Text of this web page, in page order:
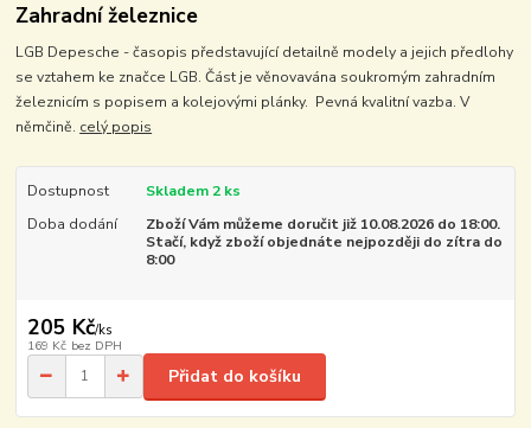
Zahradní železnice
LGB Depesche - časopis představující detailně modely a jejich předlohy
se vztahem ke značce LGB. Část je věnovavána soukromým zahradním
železnicím s popisem a kolejovými plánky. Pevná kvalitní vazba. V
němčině. celý popis
Dostupnost
Skladem 2 ks
Doba dodání
Zboží Vám můžeme doručit již 10.08.2026 do 18:00.
Stačí, když zboží objednáte nejpozději do zítra do
8:00
205 Kč/ks
169 Kč bez DPH
Přidat do košíku